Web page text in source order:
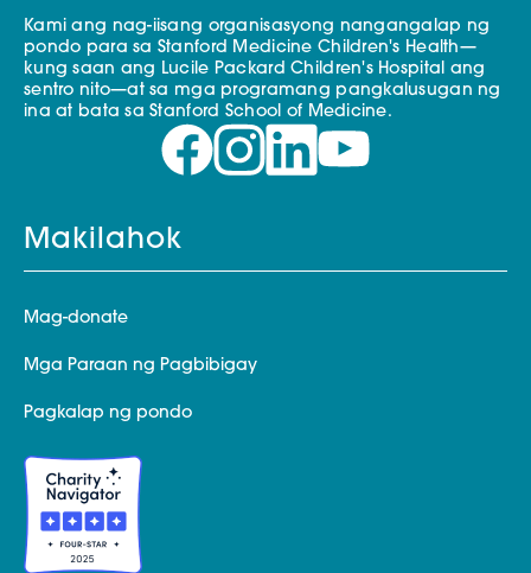
Kami ang nag-iisang organisasyong nangangalap ng
pondo para sa Stanford Medicine Children's Health—
kung saan ang Lucile Packard Children's Hospital ang
sentro nito—at sa mga programang pangkalusugan ng
ina at bata sa Stanford School of Medicine.
Makilahok
Mag-donate
Mga Paraan ng Pagbibigay
Pagkalap ng pondo